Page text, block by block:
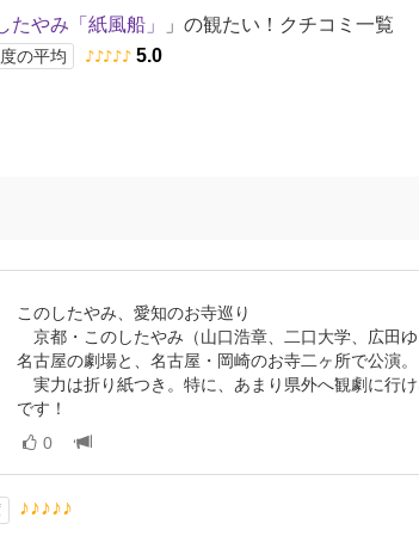
たやみ「紙風船」
」の観たい！クチコミ一覧
の平均 ♪ ♪ ♪ ♪ ♪ 5.0
このしたやみ、愛知のお寺巡り
京都・このしたやみ（山口浩章、二口大学、広田
名古屋の劇場と、名古屋・岡崎のお寺二ヶ所で公演。
実力は折り紙つき。特に、あまり県外へ観劇に行
です！
0
♪♪♪♪♪